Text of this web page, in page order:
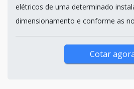
elétricos de uma determinado
dimensionamento e conforme as
Cotar